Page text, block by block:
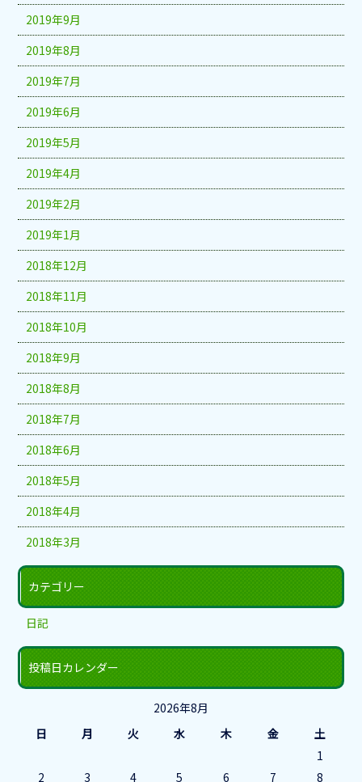
2019年9月
2019年8月
2019年7月
2019年6月
2019年5月
2019年4月
2019年2月
2019年1月
2018年12月
2018年11月
2018年10月
2018年9月
2018年8月
2018年7月
2018年6月
2018年5月
2018年4月
2018年3月
カテゴリー
日記
投稿日カレンダー
2026年8月
日
月 火 水 木 金
土
1
2
3 4 5 6 7 8